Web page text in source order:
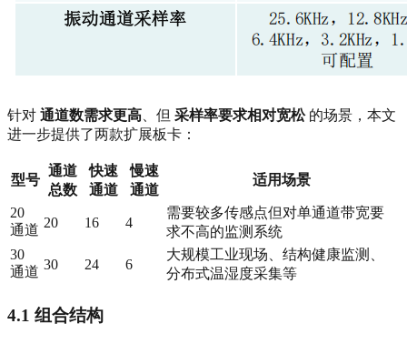
针对 通道数需求更高 、但 采样率要求相对宽松的场景，本文
进一步提供了两款扩展板卡：
型号
通道
总数
快速
通道
慢速
通道
适用场景
20
通道 20 16 4
需要较多传感点但对单通道带宽要
求不高的监测系统
30
通道 30 24 6
大规模工业现场、结构健康监测、
分布式温湿度采集等
4.1 组合结构